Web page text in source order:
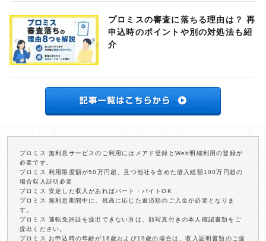
プロミスの審査に落ちる理由は？ 再
申込時のポイントや別の対処法も紹
介
プロミス 無利息サービスのご利用にはメアド登録とWeb明細利用の登録が
必要です。
プロミス 利用限度額が50万円超、且つ他社を含めた借入総額100万円超の
場合収入証明必要
プロミス 安定した収入があればパート・バイトOK
プロミス 無利息期間中に、残高に応じた返済額のご入金が必要となりま
す。
プロミス 運転免許証を提出できない方は、顔写真付きの本人確認書類をご
提出ください。
プロミス お申込時の年齢が18歳および19歳の場合は、収入証明書類のご提